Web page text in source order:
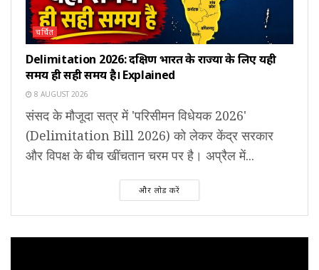
चर्चित
Delimitation 2026: दक्षिण भारत के राज्यों के लिए यही
समय ही सही समय है। Explained
8 AUGUST 2026
संसद के मौजूदा सत्र में 'परिसीमन विधेयक 2026'
(Delimitation Bill 2026) को लेकर केंद्र सरकार
और विपक्ष के बीच खींचतान चरम पर है। अप्रैल में...
और लोड करें